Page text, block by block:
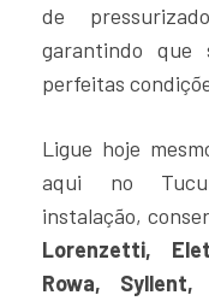
de
garantindo que
perfeitas
Ligue hoje
aqui no
instalação,
Lorenzetti,
Rowa, Syllent,